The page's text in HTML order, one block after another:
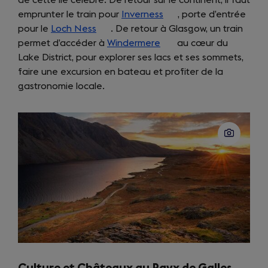
a
new
tab)
emprunter le train pour Inverness (opens
in
new
tab)
, porte d’entrée
pour le Loch Ness (opens
in
a
new
tab)
. De retour à Glasgow, un train
permet d’accéder à Windermere (opens
in
a
au cœur du
Lake District, pour explorer ses lacs et ses sommets,
faire une excursion en bateau et profiter de la
gastronomie locale.